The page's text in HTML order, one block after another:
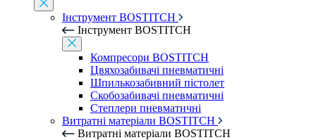
Інструмент BOSTITCH
Інструмент BOSTITCH
Компресори BOSTITCH
Цвяхозабивачі пневматичні
Шпилькозабивний пістолет
Скобозабивачі пневматичні
Степлери пневматичні
Витратні матеріали BOSTITCH
Витратні матеріали BOSTITCH